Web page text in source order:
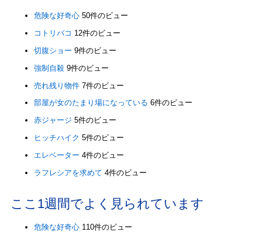
危険な好奇心 50件のビュー
コトリバコ 12件のビュー
切腹ショー 9件のビュー
強制自殺 9件のビュー
売れ残り物件 7件のビュー
部屋が女のたまり場になっている 6件のビュー
赤ジャージ 5件のビュー
ヒッチハイク 5件のビュー
エレベーター 4件のビュー
ラフレシアを求めて 4件のビュー
ここ1週間でよく見られています
危険な好奇心 110件のビュー